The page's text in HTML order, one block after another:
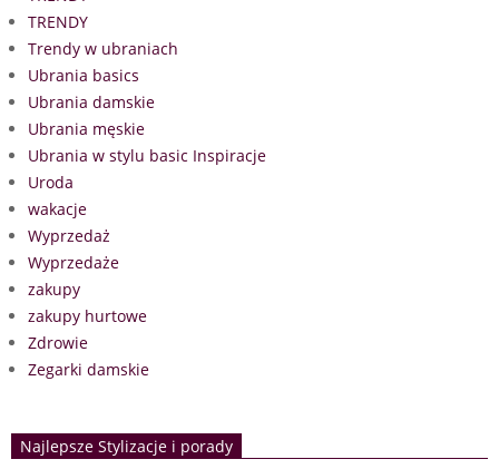
TRENDY
Trendy w ubraniach
Ubrania basics
Ubrania damskie
Ubrania męskie
Ubrania w stylu basic Inspiracje
Uroda
wakacje
Wyprzedaż
Wyprzedaże
zakupy
zakupy hurtowe
Zdrowie
Zegarki damskie
Najlepsze Stylizacje i porady